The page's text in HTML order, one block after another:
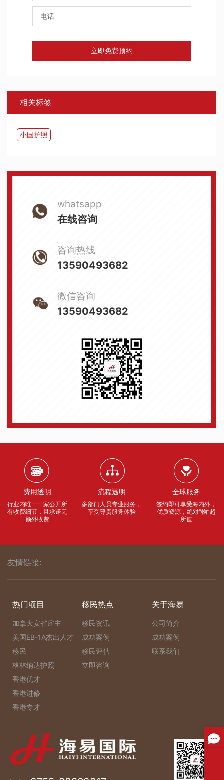
立即免费预约
相关标签
小国护照
whatsapp
在线咨询
咨询热线
13590493682
微信咨询
13590493682
费用透明
行业内唯一一家公开所
有收费细节，且承诺无
额外收费
流程透明
多部门人员专业服务，
享受尊贵服务体验
全球服务
签约即可享受海内外，
优质资源，绝对“物”超
所值
友情链接:
热门项目
加拿大安省雇主
美国EB-1A杰出人才
移民
格林纳达护照
香港优才
香港进修
香港专才
移民热点
移民资讯
成功案例
移民评估
立即咨询
关于海易
公司简介
成功案例
联系我们